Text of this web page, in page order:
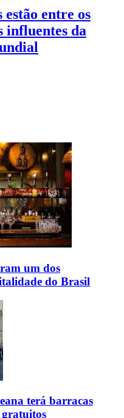
entre os
influentes da
um dos
do Brasil
terá barracas
gratuitos